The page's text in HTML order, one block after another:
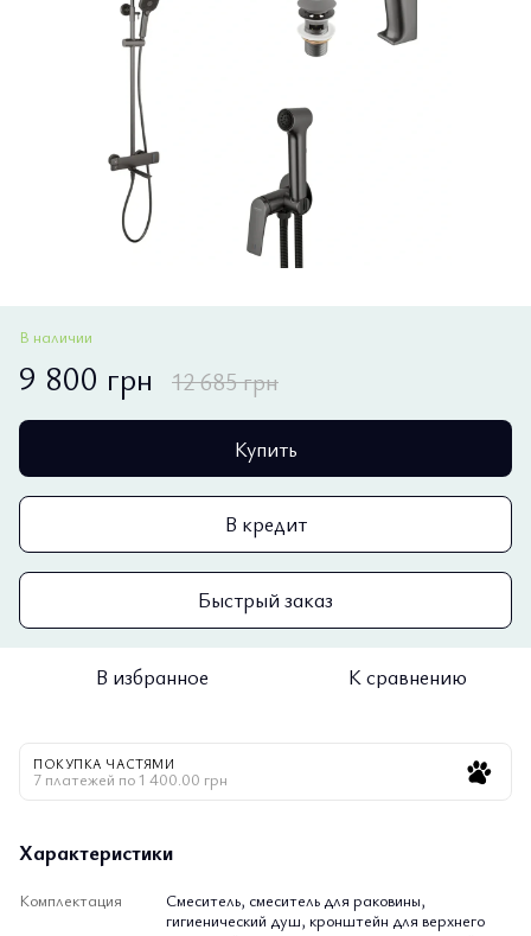
В наличии
9 800 грн 12 685 грн
Купить
В кредит
Быстрый заказ
В избранное К сравнению
ПОКУПКА ЧАСТЯМИ
7 платежей по 1 400.00 грн
Характеристики
Комплектация
Смеситель, смеситель для раковины,
гигиенический душ, кронштейн для верхнего